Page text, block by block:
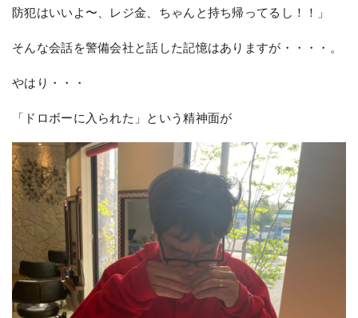
防犯はいいよ〜、レジ金、ちゃんと持ち帰ってるし！！」
そんな会話を警備会社と話した記憶はありますが・・・・。
やはり・・・
「ドロボーに入られた」という精神面が